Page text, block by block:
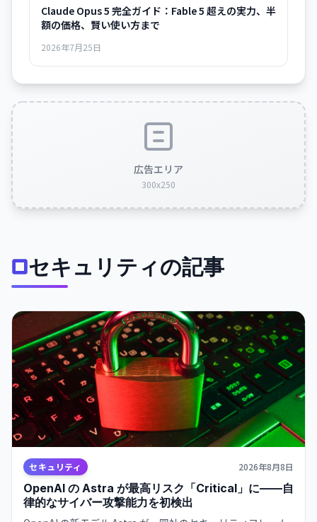
Claude Opus 5 完全ガイド：Fable 5 超えの実力、半
額の価格、賢い使い方まで
2026年7月25日
広告エリア
300x250
セキュリティの記事
セキュリティ 2026年8月8日
OpenAI の Astra が最高リスク「Critical」に——自
律的なサイバー攻撃能力を初検出